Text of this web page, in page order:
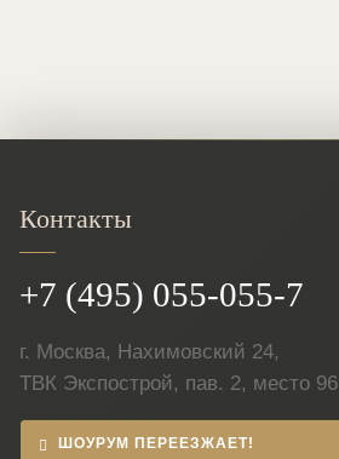
Контакты
+7 (495) 055-055-7
г. Москва, Нахимовский 24,
ТВК Экспострой, пав. 2, место 96
ШОУРУМ ПЕРЕЕЗЖАЕТ!